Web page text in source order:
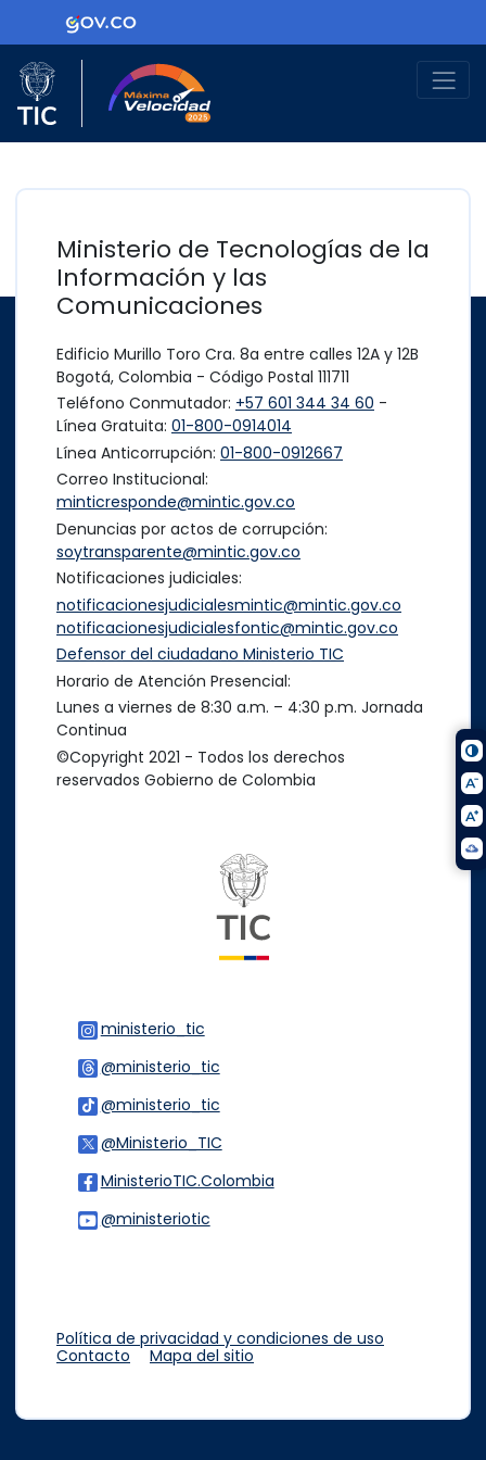
Ir al contenido principalLogo Gobierno de Colombia
Logo del Ministerio TIC
Ministerio de Tecnologías de la
Información y las
Comunicaciones
Edificio Murillo Toro Cra. 8a entre calles 12A y 12B
Bogotá, Colombia - Código Postal 111711
Teléfono Conmutador: +57 601 344 34 60 -
Línea Gratuita: 01-800-0914014
Línea Anticorrupción: 01-800-0912667
Correo Institucional:
minticresponde@mintic.gov.co
Denuncias por actos de corrupción:
soytransparente@mintic.gov.co
Notificaciones judiciales:
notificacionesjudicialesmintic@mintic.gov.co
notificacionesjudicialesfontic@mintic.gov.co
Defensor del ciudadano Ministerio TIC
Horario de Atención Presencial:
Lunes a viernes de 8:30 a.m. – 4:30 p.m. Jornada
Continua
©Copyright 2021 - Todos los derechos
reservados Gobierno de Colombia
ministerio_tic
@ministerio_tic
@ministerio_tic
@Ministerio_TIC
MinisterioTIC.Colombia
@ministeriotic
Política de privacidad y condiciones de uso
Contacto
Mapa del sitio